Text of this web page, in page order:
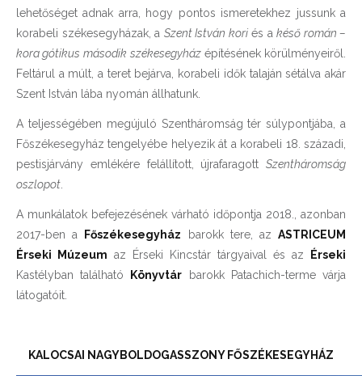
lehetőséget adnak arra, hogy pontos ismeretekhez jussunk a
korabeli székesegyházak, a Szent István koriés a késő román –
kora gótikus második székesegyházépítésének körülményeiről.
Feltárul a múlt, a teret bejárva, korabeli idők talaján sétálva akár
Szent István lába nyomán állhatunk.
A teljességében megújuló Szentháromság tér súlypontjába, a
Főszékesegyház tengelyébe helyezik át a korabeli 18. századi,
pestisjárvány emlékére felállított, újrafaragott Szentháromság
oszlopot
A munkálatok befejezésének várható időpontja 2018., azonban
2017-ben a
Főszékesegyház barokk tere, azASTRICEUM
Érseki Múzeum az Érseki Kincstár tárgyaival és az
Érseki
Kastélyban található
Könyvtár barokk Patachich-terme várja
látogatóit.
KALOCSAI NAGYBOLDOGASSZONY FŐSZÉKESEGYHÁZ